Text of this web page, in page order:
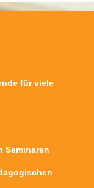
für viele
Seminaren